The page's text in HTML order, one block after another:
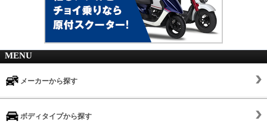
MENU
メーカーから探す
ボディタイプから探す